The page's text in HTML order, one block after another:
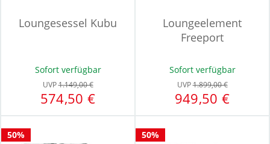
Loungesessel Kubu
Sofort verfügbar
UVP1.149,00 €
574,50 €
Loungeelement
Freeport
Sofort verfügbar
UVP1.899,00 €
949,50 €
50% 50%